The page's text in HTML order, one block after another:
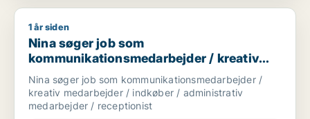
Nina søger job som kommunikationsmedarbejder / kreativ
1 år siden
Nina søger job som
kommunikationsmedarbejder / kreativ
medarbejder / indkøber / administrativ
medarbejder / receptionist
Nina søger job som kommunikationsmedarbejder /
kreativ medarbejder / indkøber / administrativ
medarbejder / receptionist